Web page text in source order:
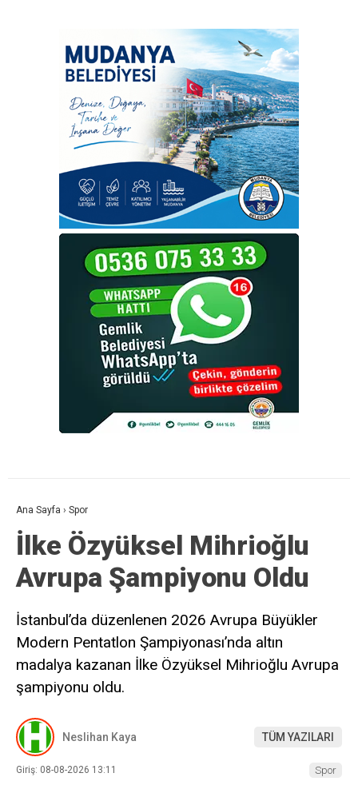
Ana Sayfa › Spor
İlke Özyüksel Mihrioğlu
Avrupa Şampiyonu Oldu
İstanbul’da düzenlenen 2026 Avrupa Büyükler
Modern Pentatlon Şampiyonası’nda altın
madalya kazanan İlke Özyüksel Mihrioğlu Avrupa
şampiyonu oldu.
Neslihan Kaya TÜM YAZILARI
Giriş: 08-08-2026 13:11 Spor